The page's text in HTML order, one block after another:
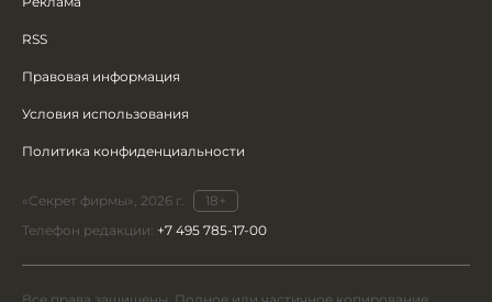
RSS
Правовая информация
Условия использования
Политика конфиденциальности
«Секрет фирмы», 2026 г.
18+
Телефон редакции: +7 495 785-17-00